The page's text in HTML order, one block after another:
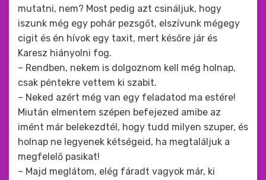
mutatni, nem? Most pedig azt csináljuk, hogy
iszunk még egy pohár pezsgőt, elszívunk mégegy
cigit és én hívok egy taxit, mert későre jár és
Karesz hiányolni fog.
– Rendben, nekem is dolgoznom kell még holnap,
csak péntekre vettem ki szabit.
– Neked azért még van egy feladatod ma estére!
Miután elmentem szépen befejezed amibe az
imént már belekezdtél, hogy tudd milyen szuper, és
holnap ne legyenek kétségeid, ha megtaláljuk a
megfelelő pasikat!
– Majd meglátom, elég fáradt vagyok már, ki